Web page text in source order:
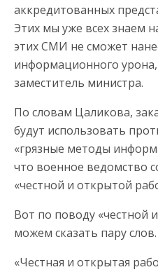
аккредитованных
Этих мы уже всех знаем
этих СМИ не сможет
информационного
заместитель министра.
По словам Цаликова,
будут использовать
«грязные методы
что военное ведомство
«честной и открытой
Вот по поводу «честной
можем сказать пару слов.
«Честная и открытая